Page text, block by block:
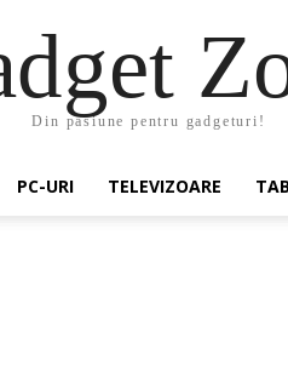
Din pasiune pentru gadgeturi!
PC-URI TELEVIZOARE